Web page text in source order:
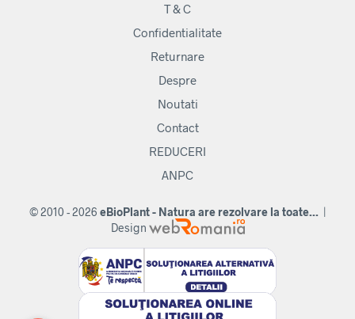
T & C
Confidentialitate
Returnare
Despre
Noutati
Contact
REDUCERI
ANPC
© 2010 - 2026 eBioPlant - Natura are rezolvare la toate... |
Design